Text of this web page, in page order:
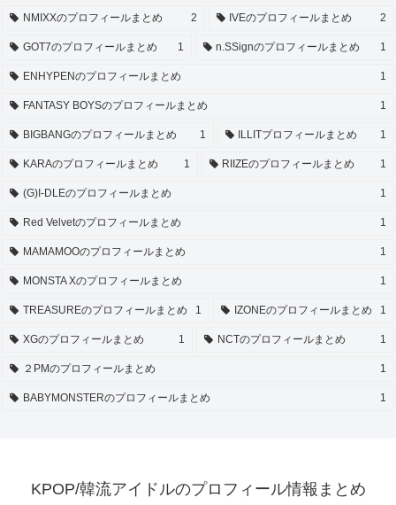
NMIXXのプロフィールまとめ 2 IVEのプロフィールまとめ 2
GOT7のプロフィールまとめ 1 n.SSignのプロフィールまとめ 1
ENHYPENのプロフィールまとめ 1
FANTASY BOYSのプロフィールまとめ 1
BIGBANGのプロフィールまとめ 1 ILLITプロフィールまとめ 1
KARAのプロフィールまとめ 1 RIIZEのプロフィールまとめ 1
(G)I-DLEのプロフィールまとめ 1
Red Velvetのプロフィールまとめ 1
MAMAMOOのプロフィールまとめ 1
MONSTA Xのプロフィールまとめ 1
TREASUREのプロフィールまとめ 1 IZONEのプロフィールまとめ 1
XGのプロフィールまとめ 1 NCTのプロフィールまとめ 1
２PMのプロフィールまとめ 1
BABYMONSTERのプロフィールまとめ 1
KPOP/韓流アイドルのプロフィール情報まとめ